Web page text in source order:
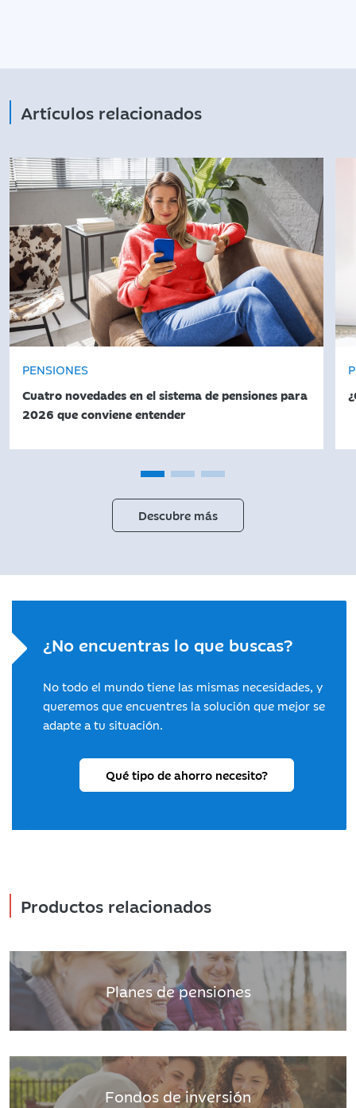
Artículos relacionados
PENSIONES
Cuatro novedades en el sistema de pensiones para
2026 que conviene entender
Descubre más
¿No encuentras lo que buscas?
No todo el mundo tiene las mismas necesidades, y
queremos que encuentres la solución que mejor se
adapte a tu situación.
Qué tipo de ahorro necesito?
Productos relacionados
Planes de pensiones
Fondos de inversión